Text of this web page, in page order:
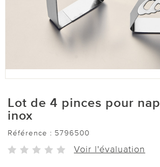
Lot de 4 pinces pour
inox
Référence : 5796500
Voir l'évaluation